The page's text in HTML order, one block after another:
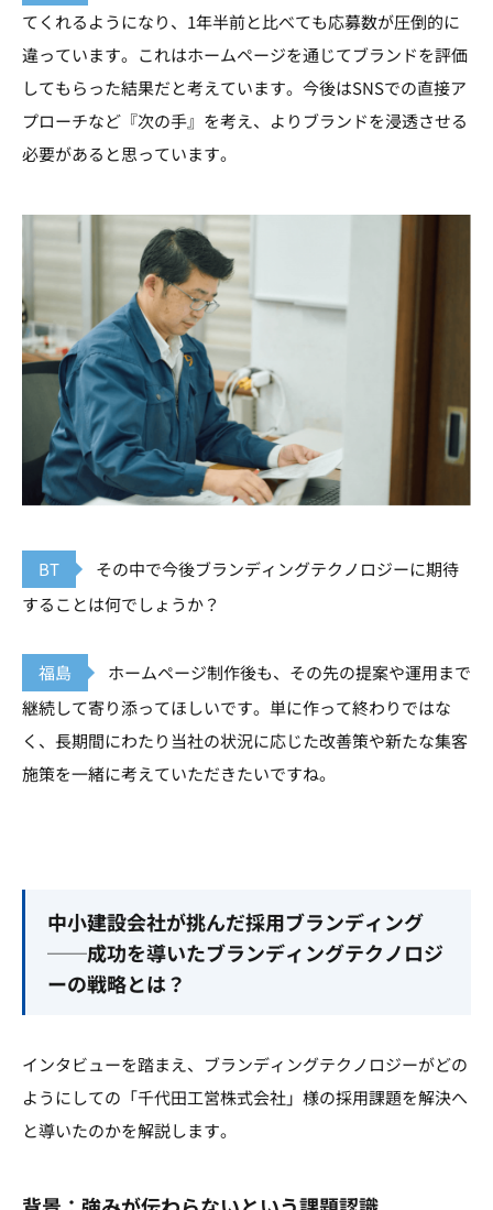
てくれるようになり、1年半前と比べても応募数が圧倒的に
違っています。これはホームページを通じてブランドを評価
してもらった結果だと考えています。今後はSNSでの直接ア
プローチなど『次の手』を考え、よりブランドを浸透させる
必要があると思っています。
BT
その中で今後ブランディングテクノロジーに期待
することは何でしょうか？
福島
ホームページ制作後も、その先の提案や運用まで
継続して寄り添ってほしいです。単に作って終わりではな
く、長期間にわたり当社の状況に応じた改善策や新たな集客
施策を一緒に考えていただきたいですね。
中小建設会社が挑んだ採用ブランディング
──成功を導いたブランディングテクノロジ
ーの戦略とは？
インタビューを踏まえ、ブランディングテクノロジーがどの
ようにしての「千代田工営株式会社」様の採用課題を解決へ
と導いたのかを解説します。